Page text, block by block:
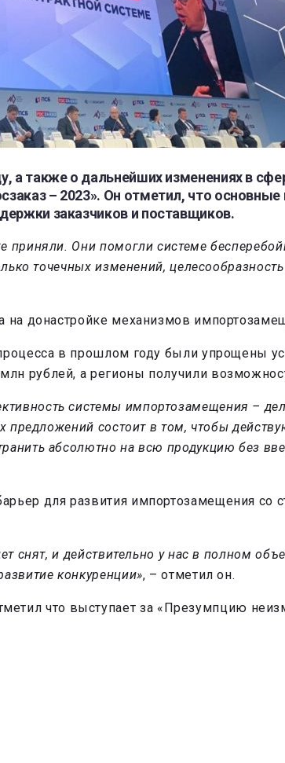
а также о дальнейших изменениях в
– 2023». Он отметил, что
заказчиков и поставщиков.
Они помогли системе
точечных изменений,
на донастройке механизмов
в прошлом году были упрощены
рублей, а регионы получили
системы импортозамещения –
предложений состоит в том, чтобы
абсолютно на всю продукцию без
для развития импортозамещения со
снят, и действительно у нас в полном
конкуренции», – отметил он.
что выступает за «Презумпцию